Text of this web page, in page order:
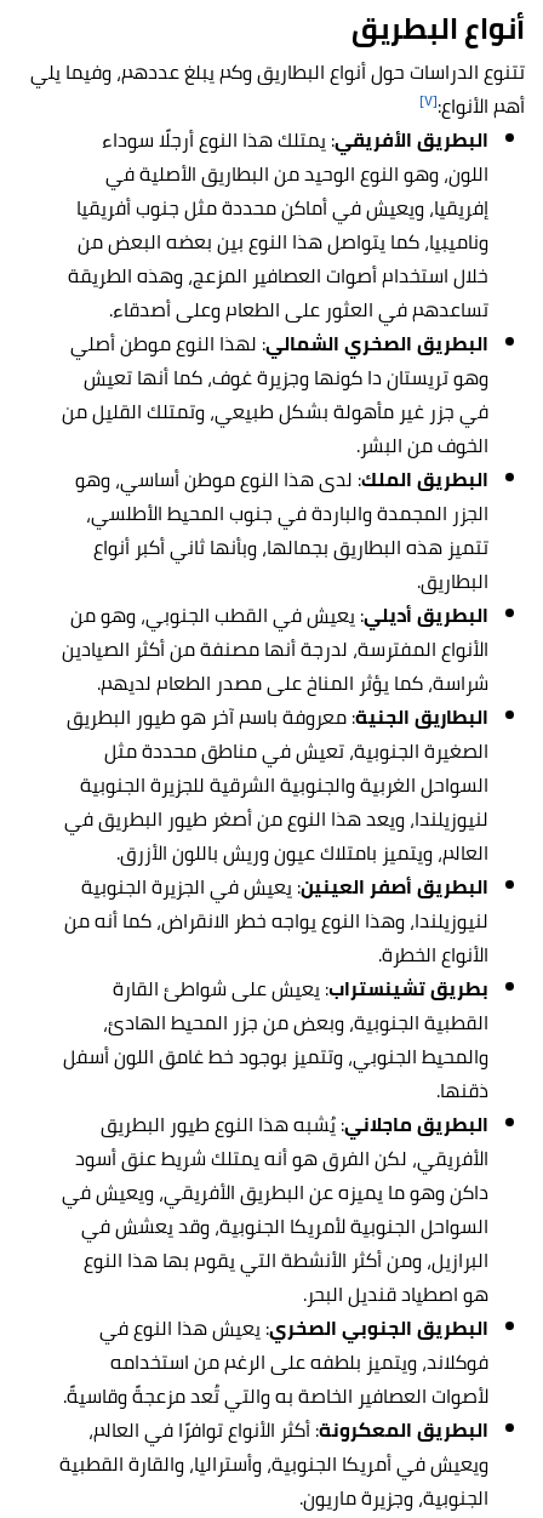
أنواعالبطريق
تتنوع الدراسات حول أنواع البطاريق وكم يبلغ عددهم، وفيما يلي
أهم الأنواع:[٧]
البطريق الأفريقي: يمتلك هذا النوع أرجلًا سوداء
اللون، وهو النوع الوحيد من البطاريق الأصلية في
إفريقيا، ويعيش في أماكن محددة مثل جنوب أفريقيا
وناميبيا، كما يتواصل هذا النوع بين بعضه البعض من
خلال استخدام أصوات العصافير المزعج، وهذه الطريقة
تساعدهم في العثور على الطعام وعلى أصدقاء.
البطريق الصخري الشمالي: لهذا النوع موطن أصلي
وهو تريستان دا كونها وجزيرة غوف، كما أنها تعيش
في جزر غير مأهولة بشكل طبيعي، وتمتلك القليل من
الخوف من البشر.
البطريق الملك: لدى هذا النوع موطن أساسي، وهو
الجزر المجمدة والباردة في جنوب المحيط الأطلسي،
تتميز هذه البطاريق بجمالها، وبأنها ثاني أكبر أنواع
البطاريق.
البطريق أديلي: يعيش في القطب الجنوبي، وهو من
الأنواع المفترسة، لدرجة أنها مصنفة من أكثر الصيادين
شراسة، كما يؤثر المناخ على مصدر الطعام لديهم.
البطاريق الجنية: معروفة باسم آخر هو طيور البطريق
الصغيرة الجنوبية، تعيش في مناطق محددة مثل
السواحل الغربية والجنوبية الشرقية للجزيرة الجنوبية
لنيوزيلندا، ويعد هذا النوع من أصغر طيور البطريق في
العالم، ويتميز بامتلاك عيون وريش باللون الأزرق.
البطريق أصفر العينين: يعيش في الجزيرة الجنوبية
لنيوزيلندا، وهذا النوع يواجه خطر الانقراض، كما أنه من
الأنواع الخطرة.
بطريق تشينستراب: يعيش على شواطئ القارة
القطبية الجنوبية، وبعض من جزر المحيط الهادئ،
والمحيط الجنوبي، وتتميز بوجود خط غامق اللون أسفل
ذقنها.
البطريق ماجلاني: يُشبه هذا النوع طيور البطريق
الأفريقي، لكن الفرق هو أنه يمتلك شريط عنق أسود
داكن وهو ما يميزه عن البطريق الأفريقي، ويعيش في
السواحل الجنوبية لأمريكا الجنوبية، وقد يعشش في
البرازيل، ومن أكثر الأنشطة التي يقوم بها هذا النوع
هو اصطياد قنديل البحر.
البطريق الجنوبي الصخري: يعيش هذا النوع في
فوكلاند، ويتميز بلطفه على الرغم من استخدامه
لأصوات العصافير الخاصة به والتي تُعد مزعجةً وقاسيةً.
البطريق المعكرونة: أكثر الأنواع توافرًا في العالم،
ويعيش في أمريكا الجنوبية، وأستراليا، والقارة القطبية
الجنوبية، وجزيرة ماريون.